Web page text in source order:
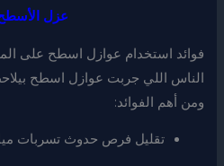
عزل
فوائد استخدام عوازل اسطح على
الناس اللي جربت عوازل اسطح
ومن أهم الفوائد:
تقليل فرص حدوث تسربات